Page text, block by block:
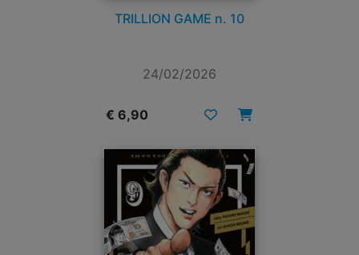
TRILLION GAME n. 10
24/02/2026
€ 6,90